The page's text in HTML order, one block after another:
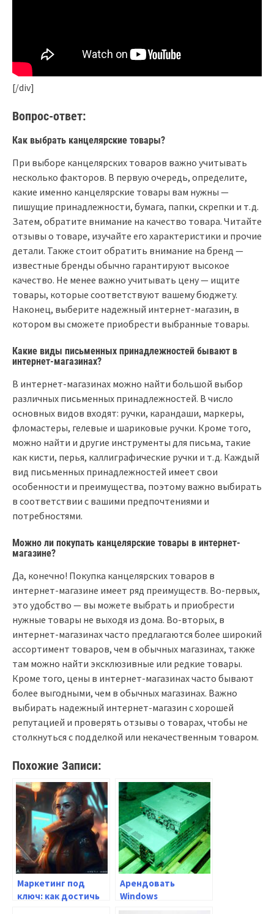
[/div]
Вопрос-ответ:
Как выбрать канцелярские товары?
При выборе канцелярских товаров важно учитывать
несколько факторов. В первую очередь, определите,
какие именно канцелярские товары вам нужны —
пишущие принадлежности, бумага, папки, скрепки и т.д.
Затем, обратите внимание на качество товара. Читайте
отзывы о товаре, изучайте его характеристики и прочие
детали. Также стоит обратить внимание на бренд —
известные бренды обычно гарантируют высокое
качество. Не менее важно учитывать цену — ищите
товары, которые соответствуют вашему бюджету.
Наконец, выберите надежный интернет-магазин, в
котором вы сможете приобрести выбранные товары.
Какие виды письменных принадлежностей бывают в
интернет-магазинах?
В интернет-магазинах можно найти большой выбор
различных письменных принадлежностей. В число
основных видов входят: ручки, карандаши, маркеры,
фломастеры, гелевые и шариковые ручки. Кроме того,
можно найти и другие инструменты для письма, такие
как кисти, перья, каллиграфические ручки и т.д. Каждый
вид письменных принадлежностей имеет свои
особенности и преимущества, поэтому важно выбирать
в соответствии с вашими предпочтениями и
потребностями.
Можно ли покупать канцелярские товары в интернет-
магазине?
Да, конечно! Покупка канцелярских товаров в
интернет-магазине имеет ряд преимуществ. Во-первых,
это удобство — вы можете выбрать и приобрести
нужные товары не выходя из дома. Во-вторых, в
интернет-магазинах часто предлагаются более широкий
ассортимент товаров, чем в обычных магазинах, также
там можно найти эксклюзивные или редкие товары.
Кроме того, цены в интернет-магазинах часто бывают
более выгодными, чем в обычных магазинах. Важно
выбирать надежный интернет-магазин с хорошей
репутацией и проверять отзывы о товарах, чтобы не
столкнуться с подделкой или некачественным товаром.
Похожие Записи:
Маркетинг под
ключ: как достичь
Арендовать
Windows